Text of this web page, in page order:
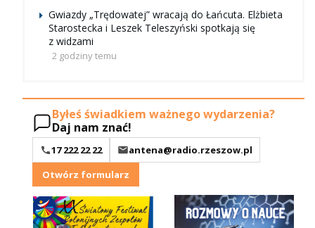
Gwiazdy „Trędowatej” wracają do Łańcuta. Elżbieta
Starostecka i Leszek Teleszyński spotkają się
z widzami
2 godziny temu
Byłeś świadkiem ważnego wydarzenia?
Daj nam znać!
17 222 22 22
antena@radio.rzeszow.pl
Otwórz formularz